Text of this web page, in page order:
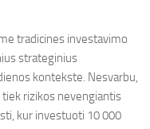
tradicines investavimo
strateginius
kontekste. Nesvarbu,
rizikos nevengiantis
kur investuoti 10 000